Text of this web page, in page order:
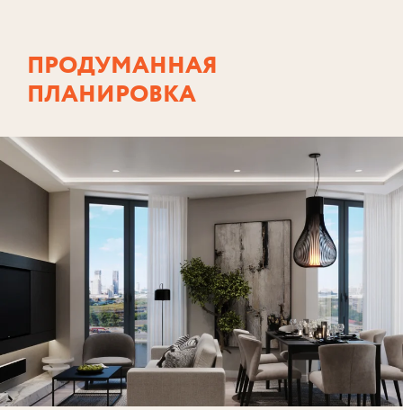
ПРОДУМАННАЯ
ПЛАНИРОВКА